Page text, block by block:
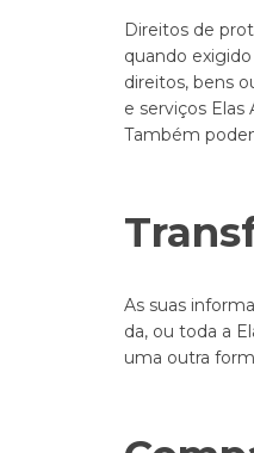
Direitos de
quando
direitos, bens
e serviços
Também
As suas
da, ou toda a
uma outra